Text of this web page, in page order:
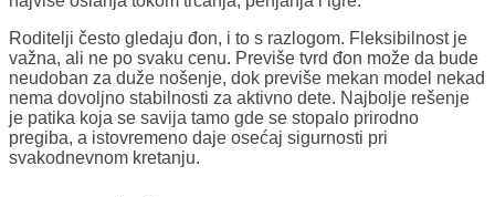
Roditelji često gledaju đon, i to s razlogom. Fleksibilnost je
važna, ali ne po svaku cenu. Previše tvrd đon može da bude
neudoban za duže nošenje, dok previše mekan model nekad
nema dovoljno stabilnosti za aktivno dete. Najbolje rešenje
je patika koja se savija tamo gde se stopalo prirodno
pregiba, a istovremeno daje osećaj sigurnosti pri
svakodnevnom kretanju.